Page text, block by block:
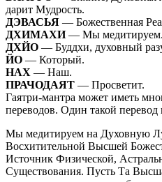
дарит Мудрость.
ДЭВАСЬЯ — Божественная
ДХИМАХИ— Мы медитируем.
ДХЙО — Буддхи, духовный
ЙО — Который.
НАХ — Наш.
ПРАЧОДАЯТ — Просветит.
Гаятри-мантра может иметь
переводов. Один такой
Мы медитируем на Духовную
Восхитительной Высшей
Источник Физической,
Существования. Пусть Та